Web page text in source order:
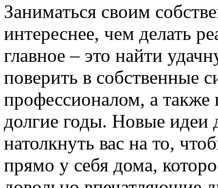
Заниматься своим
интереснее, чем делать
главное – это найти
поверить в собственные
профессионалом, а
долгие годы. Новые идеи
натолкнуть вас на то,
прямо у себя дома,